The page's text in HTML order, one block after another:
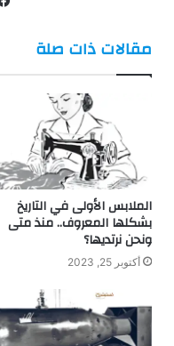
مقالات ذات صلة
الملابس الأولى في التاريخ
بشكلها المعروف.. منذ متى
ونحن نرتديها؟
أكتوبر 25, 2023